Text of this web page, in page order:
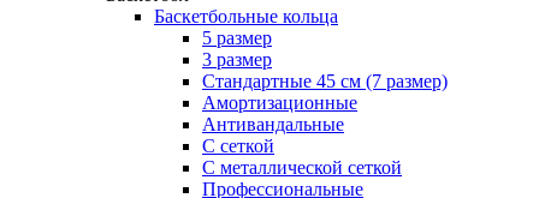
Баскетбольные кольца
5 размер
3 размер
Стандартные 45 см (7 размер)
Амортизационные
Антивандальные
С сеткой
С металлической сеткой
Профессиональные